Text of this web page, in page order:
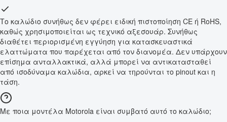
Το καλώδιο συνήθως δεν φέρει ειδική πιστοποίηση CE ή RoHS,
καθώς χρησιμοποιείται ως τεχνικό αξεσουάρ. Συνήθως
διαθέτει περιορισμένη εγγύηση για κατασκευαστικά
ελαττώματα που παρέχεται από τον διανομέα. Δεν υπάρχουν
επίσημα ανταλλακτικά, αλλά μπορεί να αντικατασταθεί
από ισοδύναμα καλώδια, αρκεί να τηρούνται το pinout και η
τάση.
Με ποια μοντέλα Motorola είναι συμβατό αυτό το καλώδιο;